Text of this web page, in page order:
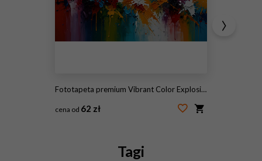
Fototapeta premium Vibrant Color Explosion Abstract Painting with Splashes and Textures Energetic and Expressive a Burst of Creative Energy
cena od 62 zł
›
Tagi